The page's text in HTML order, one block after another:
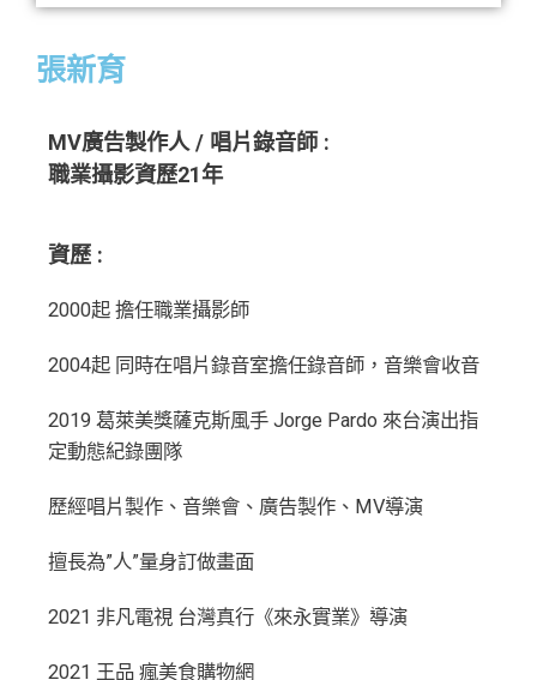
張新育
MV廣告製作人 / 唱片錄音師 :
職業攝影資歷21年
資歷 :
2000起 擔任職業攝影師
2004起 同時在唱片錄音室擔任錄音師，音樂會收音
2019 葛萊美獎薩克斯風手 Jorge Pardo 來台演出指
定動態紀錄團隊
歷經唱片製作、音樂會、廣告製作、MV導演
擅長為”人”量身訂做畫面
2021 非凡電視 台灣真行《來永實業》導演
2021 王品 瘋美食購物網